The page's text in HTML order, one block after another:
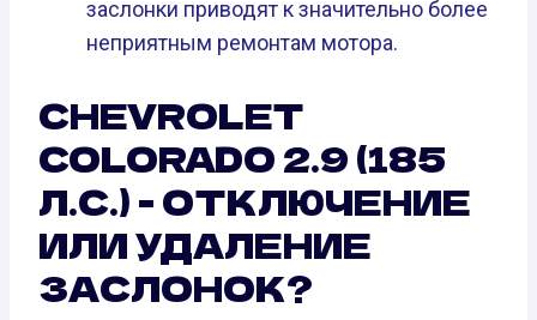
заслонки приводят к значительно более
неприятным ремонтам мотора.
CHEVROLET
COLORADO 2.9 (185
Л.С.) - ОТКЛЮЧЕНИЕ
ИЛИ УДАЛЕНИЕ
ЗАСЛОНОК?